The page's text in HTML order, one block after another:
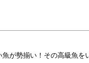
が勢揃い！その高級魚を